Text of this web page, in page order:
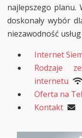
najlepszego planu.
doskonały wybór
niezawodność
Internet
Rodzaje
internetu
Oferta na
Kontakt